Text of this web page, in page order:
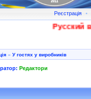
Реєстрація •
Русский
» У гостях у виробників
Редактори